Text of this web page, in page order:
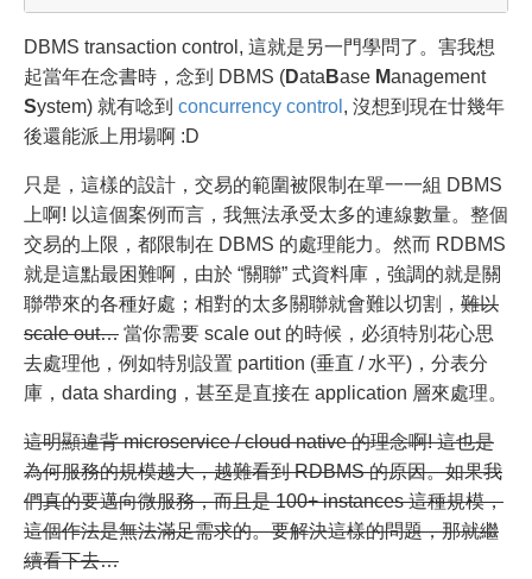
DBMS transaction control, 這就是另一門學問了。害我想
起當年在念書時，念到 DBMS (Data Base Management
System) 就有唸到 concurrency control , 沒想到現在廿幾年
後還能派上用場啊 :D
只是，這樣的設計，交易的範圍被限制在單一一組 DBMS
上啊! 以這個案例而言，我無法承受太多的連線數量。整個
交易的上限，都限制在 DBMS 的處理能力。然而 RDBMS
就是這點最困難啊，由於 “關聯” 式資料庫，強調的就是關
聯帶來的各種好處；相對的太多關聯就會難以切割， 難以
scale out… 當你需要 scale out 的時候，必須特別花心思
去處理他，例如特別設置 partition (垂直 / 水平)，分表分
庫，data sharding，甚至是直接在 application 層來處理。
這明顯違背 microservice / cloud native 的理念啊! 這也是
為何服務的規模越大，越難看到 RDBMS 的原因。如果我
們真的要邁向微服務，而且是 100+ instances 這種規模，
這個作法是無法滿足需求的。要解決這樣的問題，那就繼
續看下去…